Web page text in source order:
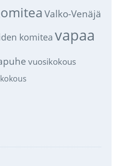
Valko-Venäjä
komitea vapaa
vuosikokous